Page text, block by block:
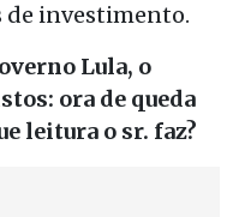
de investimento.
Lula, o
ora de queda
leitura o sr. faz?